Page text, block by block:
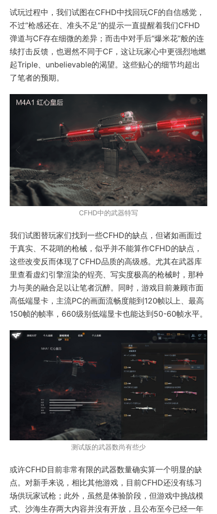
试玩过程中，我们试图在CFHD中找回玩CF的自信感觉，
不过“枪感还在、准头不足”的提示一直提醒着我们CFHD
弹道与CF存在细微的差异；而击中对手后“爆米花”般的连
续打击反馈，也迥然不同于CF，这让玩家心中更强烈地燃
起Triple、unbelievable的渴望。这些贴心的细节均超出
了笔者的预期。
CFHD中的武器特写
我们试图替玩家们找到一些CFHD的缺点，但诸如画面过
于真实、不花哨的枪械，似乎并不能算作CFHD的缺点，
这些改变反而体现了CFHD品质的高级感。尤其在武器库
里查看虚幻引擎渲染的锃亮、写实度极高的枪械时，那种
力与美的融合足以让笔者沉醉。同时，游戏目前兼顾市面
高低端显卡，主流PC的画面流畅度能到120帧以上、最高
150帧的帧率，660级别低端显卡也能达到50-60帧水平。
测试版的武器数尚有些少
或许CFHD目前非常有限的武器数量确实算一个明显的缺
点。对新手来说，相比其他游戏，目前CFHD还没有练习
场供玩家试枪；此外，虽然是体验阶段，但游戏中挑战模
式、沙海生存两大内容并没有开放，且公布至今已经一年